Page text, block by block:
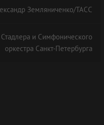
Земляниченко/ТАСС
и Симфонического
оркестра Санкт-Петербурга